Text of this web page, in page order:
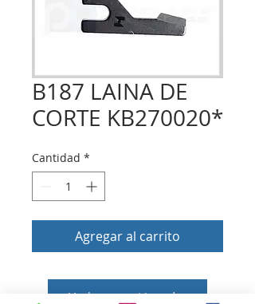
B187 LAINA DE
CORTE KB270020*
Cantidad *
Agregar al carrito
Volver a tienda